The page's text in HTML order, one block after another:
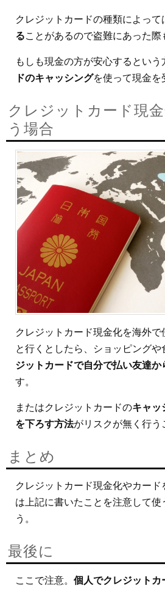
クレジットカードの種類によって
ることがあるので盗難にあった際
もしも現金の方が安心するという
ドのキャッシングを使って現金を
クレジットカード現
う場合
クレジットカード現金化を海外
と行くとしたら、ショッピングや
ジットカードで自分で払い友達か
す。
またはクレジットカードのキャッ
を下ろす方法がリスクが無く行う
まとめ
クレジットカード現金化やカー
は上記に書いたことを注意して使
う。
最後に
ここで注意。 個人でクレジットカ